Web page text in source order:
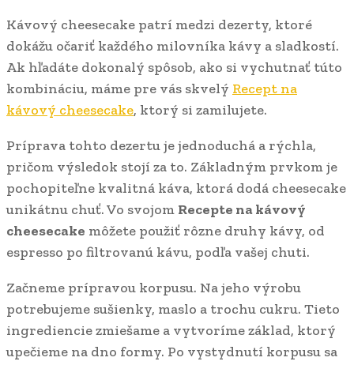
Kávový cheesecake patrí medzi dezerty, ktoré
dokážu očariť každého milovníka kávy a sladkostí.
Ak hľadáte dokonalý spôsob, ako si vychutnať túto
kombináciu, máme pre vás skvelý Recept na
kávový cheesecake, ktorý si zamilujete.
Príprava tohto dezertu je jednoduchá a rýchla,
pričom výsledok stojí za to. Základným prvkom je
pochopiteľne kvalitná káva, ktorá dodá cheesecake
unikátnu chuť. Vo svojom Recepte na kávový
cheesecake môžete použiť rôzne druhy kávy, od
espresso po filtrovanú kávu, podľa vašej chuti.
Začneme prípravou korpusu. Na jeho výrobu
potrebujeme sušienky, maslo a trochu cukru. Tieto
ingrediencie zmiešame a vytvoríme základ, ktorý
upečieme na dno formy. Po vystydnutí korpusu sa